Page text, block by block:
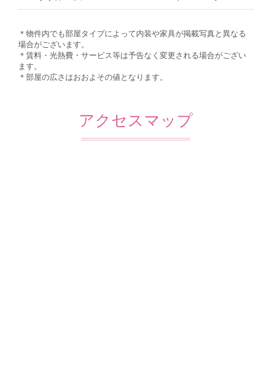
＊物件内でも部屋タイプによって内装や家具が掲載写真と異なる
場合がございます。
＊賃料・光熱費・サービス等は予告なく変更される場合がござい
ます。
＊部屋の広さはおおよその値となります。
アクセスマップ